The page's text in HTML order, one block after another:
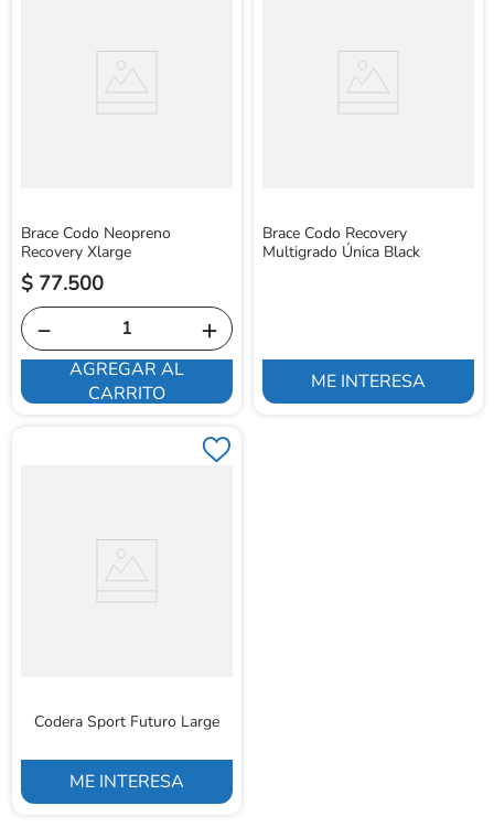
Brace Codo Neopreno
Recovery Xlarge
$ 77.500
＋
－
AGREGAR AL
CARRITO
Brace Codo Recovery
Multigrado Única Black
ME INTERESA
Codera Sport Futuro Large
ME INTERESA